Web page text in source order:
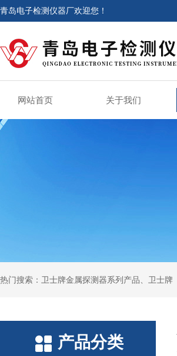
青岛电子检测仪器厂欢迎您！
网站首页 关于我们
热门搜索：卫士牌金属探测器系列产品、卫士牌
产品分类